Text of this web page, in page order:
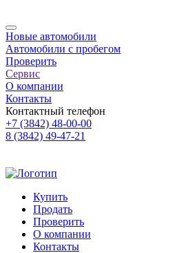
Новые автомобили
Автомобили с пробегом
Проверить
Сервис
О компании
Контакты
Контактный телефон
+7 (3842) 48-00-00
8 (3842) 49-47-21
Купить
Продать
Проверить
О компании
Контакты